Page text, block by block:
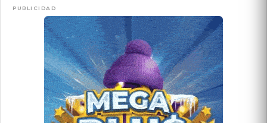
PUBLICIDAD